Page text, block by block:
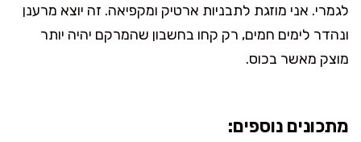
לגמרי. אני מוזגת לתבניות ארטיק ומקפיאה. זה יוצא מרענן
ונהדר לימים חמים, רק קחו בחשבון שהמרקם יהיה יותר
מוצק מאשר בכוס.
מתכונים נוספים: